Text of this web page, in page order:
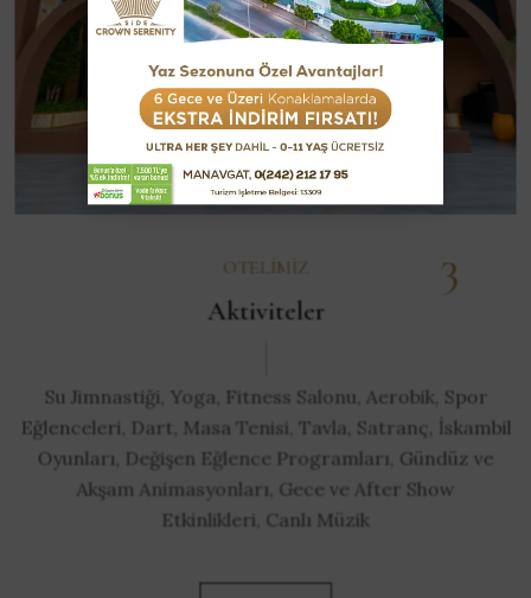
OTELIMIZ
Aktiviteler
Su Jimnastiği, Yoga, Fitness Salonu, Aerobik, Spor
Eğlenceleri, Dart, Masa Tenisi, Tavla, Satranç, İskambil
Oyunları, Değişen Eğlence Programları, Gündüz ve
Akşam Animasyonları, Gece ve After Show
Etkinlikleri, Canlı Müzik
3